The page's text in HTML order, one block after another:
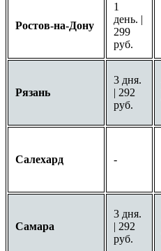
Ростов-на-Дону
1
день. |
299
руб.
Рязань
3 дня.
| 292
руб.
Салехард -
Самара
3 дня.
| 292
руб.